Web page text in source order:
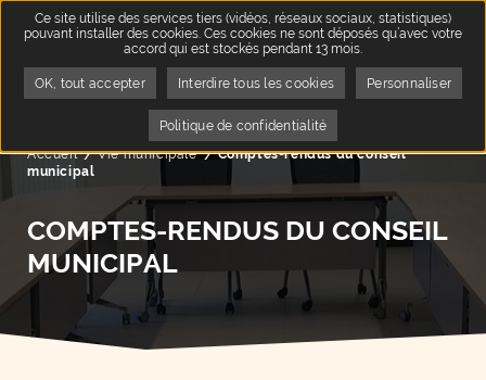
Accueil Vie municipale Page active :
Comptes-rendus du conseil
municipal
COMPTES-RENDUS DU CONSEIL
MUNICIPAL
Ce site utilise des services tiers (vidéos, réseaux sociaux, statistiques)
pouvant installer des cookies. Ces cookies ne sont déposés qu’avec votre
accord qui est stockés pendant 13 mois.
OK, tout accepter Interdire tous les cookies Personnaliser
Politique de confidentialité